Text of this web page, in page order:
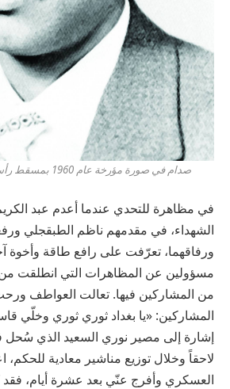
صدام في صورة مؤرخة عام 1960 بمسقط رأسه في تكريت (غيتي)
في مظاهرة للتحدي عندما أعدم عبد
الشهداء، في مقدمهم ناظم الطبقجلي
ورفاقهما، تعرّفت على رافع طاقة وأخوة
مسؤولين عن المظاهرات التي انطلقت من
من المشاركين فيها. تعالت العواطف
المشاركين: «يا بغداد ثوري ثوري وخلّي
إشارة إلى مصير نوري السعيد الذي سُحل
لاحقاً وخلال توزيع مناشير معادية للحكم،
العسكري وأفرج عنّي بعد عشرة أيام،